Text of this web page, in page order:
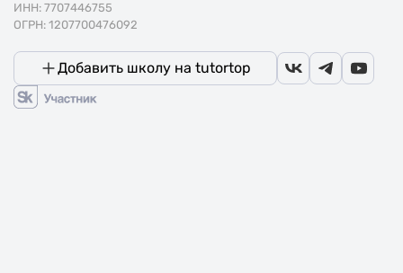
ИНН: 7707446755
ОГРН: 1207700476092
Добавить школу на tutortop